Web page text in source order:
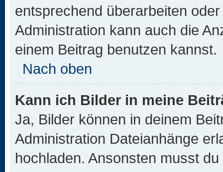
entsprechend überarbeiten
Administration kann auch die
einem Beitrag benutzen kannst.
Nach oben
Kann ich Bilder in meine
Ja, Bilder können in deinem
Administration Dateianhänge
hochladen. Ansonsten musst